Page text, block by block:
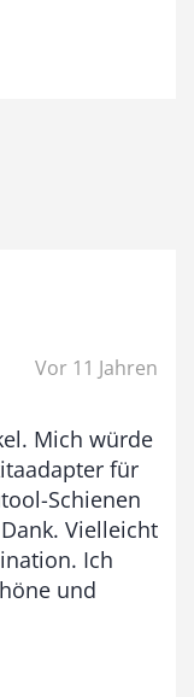
Vor 11 Jahren
Mich würde
für
Schienen
Vielleicht
Ich
und